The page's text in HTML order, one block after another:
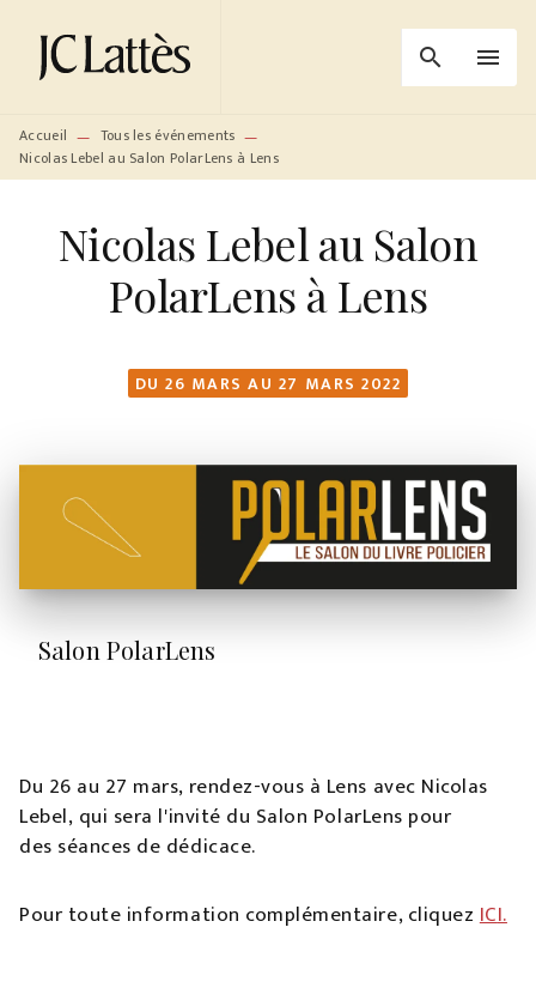
MENU RECHERCHE
PIED DE PAGE
search menu
Accueil — Tous les événements —
Nicolas Lebel au Salon PolarLens à Lens
Nicolas Lebel au Salon
PolarLens à Lens
DU 26 MARS AU 27 MARS 2022
Salon PolarLens
Du 26 au 27 mars, rendez-vous à Lens avec Nicolas
Lebel, qui sera l'invité du Salon PolarLens pour
des séances de dédicace.
Pour toute information complémentaire, cliquezICI.